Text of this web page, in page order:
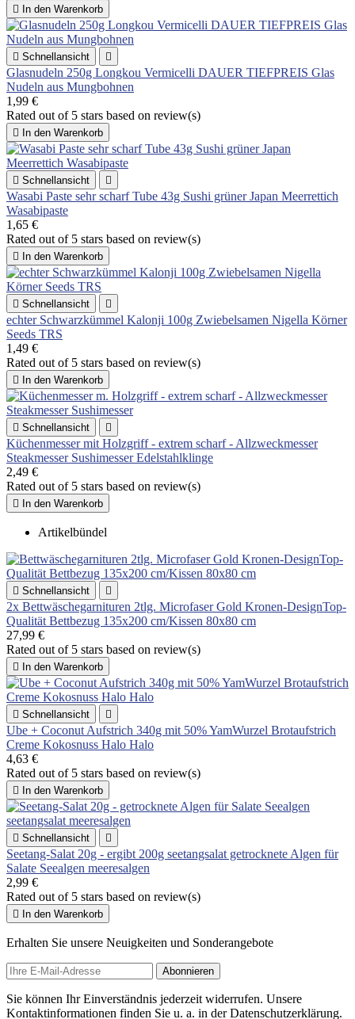
 In den Warenkorb
 Schnellansicht 
Glasnudeln 250g Longkou Vermicelli DAUER TIEFPREIS Glas
Nudeln aus Mungbohnen
1,99 €
Rated out of 5 stars based on review(s)
 In den Warenkorb
 Schnellansicht 
Wasabi Paste sehr scharf Tube 43g Sushi grüner Japan Meerrettich
Wasabipaste
1,65 €
Rated out of 5 stars based on review(s)
 In den Warenkorb
 Schnellansicht 
echter Schwarzkümmel Kalonji 100g Zwiebelsamen Nigella Körner
Seeds TRS
1,49 €
Rated out of 5 stars based on review(s)
 In den Warenkorb
 Schnellansicht 
Küchenmesser mit Holzgriff - extrem scharf - Allzweckmesser
Steakmesser Sushimesser Edelstahlklinge
2,49 €
Rated out of 5 stars based on review(s)
 In den Warenkorb
Artikelbündel
 Schnellansicht 
2x Bettwäschegarnituren 2tlg. Microfaser Gold Kronen-DesignTop-
Qualität Bettbezug 135x200 cm/Kissen 80x80 cm
27,99 €
Rated out of 5 stars based on review(s)
 In den Warenkorb
 Schnellansicht 
Ube + Coconut Aufstrich 340g mit 50% YamWurzel Brotaufstrich
Creme Kokosnuss Halo Halo
4,63 €
Rated out of 5 stars based on review(s)
 In den Warenkorb
 Schnellansicht 
Seetang-Salat 20g - ergibt 200g seetangsalat getrocknete Algen für
Salate Seealgen meeresalgen
2,99 €
Rated out of 5 stars based on review(s)
 In den Warenkorb
Erhalten Sie unsere Neuigkeiten und Sonderangebote
Sie können Ihr Einverständnis jederzeit widerrufen. Unsere
Kontaktinformationen finden Sie u. a. in der Datenschutzerklärung.